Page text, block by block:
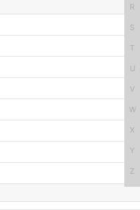
R
S
T
U
V
W
X
Y
Z